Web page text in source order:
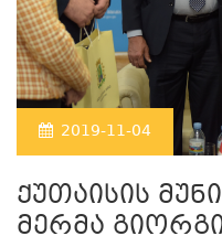
2019-11-04
ქუთაისის
მერმა